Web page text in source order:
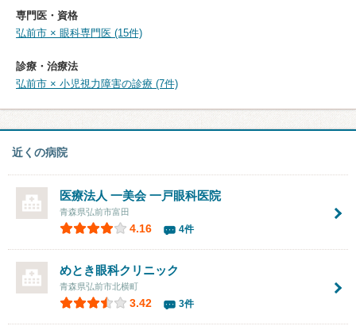
専門医・資格
弘前市 × 眼科専門医 (15件)
診療・治療法
弘前市 × 小児視力障害の診療 (7件)
近くの病院
医療法人 一美会一戸眼科医院
青森県弘前市富田
4.16 4件
めとき眼科クリニック
青森県弘前市北横町
3.42 3件